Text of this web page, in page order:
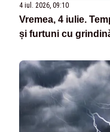
4 iul. 2026, 09:10
Vremea, 4 iulie.
și furtuni cu